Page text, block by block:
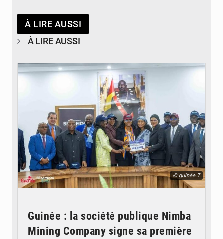
À LIRE AUSSI
À LIRE AUSSI
© guinée 7
Guinée : la société publique Nimba
Mining Company signe sa première